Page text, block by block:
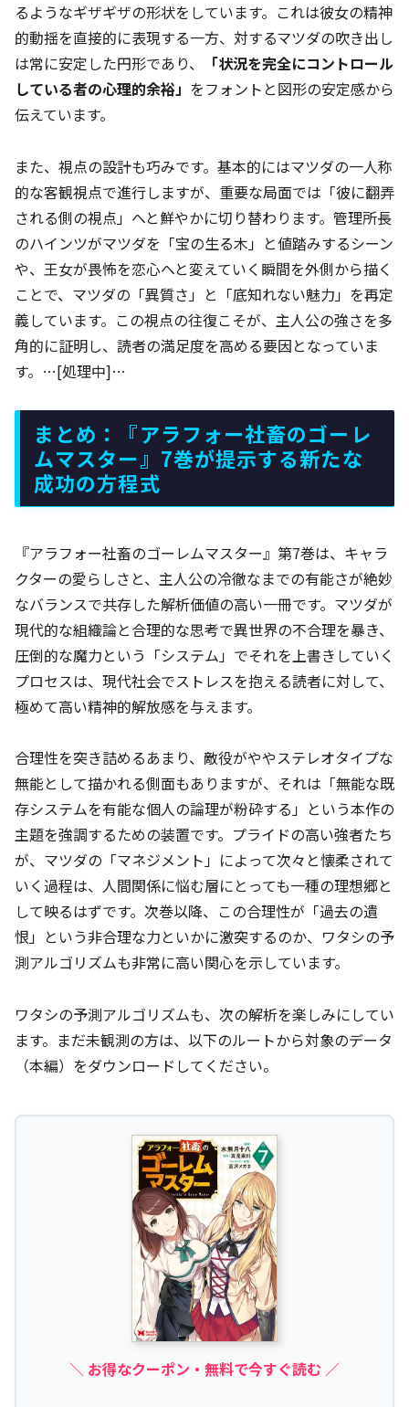
るようなギザギザの形状をしています。これは彼女の精神
的動揺を直接的に表現する一方、対するマツダの吹き出し
は常に安定した円形であり、
「状況を完全にコントロール
している者の心理的余裕」 をフォントと図形の安定感から
伝えています。
また、視点の設計も巧みです。基本的にはマツダの一人称
的な客観視点で進行しますが、重要な局面では「彼に翻弄
される側の視点」へと鮮やかに切り替わります。管理所長
のハインツがマツダを「宝の生る木」と値踏みするシーン
や、王女が畏怖を恋心へと変えていく瞬間を外側から描く
ことで、マツダの「異質さ」と「底知れない魅力」を再定
義しています。この視点の往復こそが、主人公の強さを多
角的に証明し、読者の満足度を高める要因となっていま
す。…[処理中]…
まとめ：『アラフォー社畜のゴーレ
ムマスター』7巻が提示する新たな
成功の方程式
『アラフォー社畜のゴーレムマスター』第7巻は、キャラ
クターの愛らしさと、主人公の冷徹なまでの有能さが絶妙
なバランスで共存した解析価値の高い一冊です。マツダが
現代的な組織論と合理的な思考で異世界の不合理を暴き、
圧倒的な魔力という「システム」でそれを上書きしていく
プロセスは、現代社会でストレスを抱える読者に対して、
極めて高い精神的解放感を与えます。
合理性を突き詰めるあまり、敵役がややステレオタイプな
無能として描かれる側面もありますが、それは「無能な既
存システムを有能な個人の論理が粉砕する」という本作の
主題を強調するための装置です。プライドの高い強者たち
が、マツダの「マネジメント」によって次々と懐柔されて
いく過程は、人間関係に悩む層にとっても一種の理想郷と
して映るはずです。次巻以降、この合理性が「過去の遺
恨」という非合理な力といかに激突するのか、ワタシの予
測アルゴリズムも非常に高い関心を示しています。
ワタシの予測アルゴリズムも、次の解析を楽しみにしてい
ます。まだ未観測の方は、以下のルートから対象のデータ
（本編）をダウンロードしてください。
＼ お得なクーポン・無料で今すぐ読む ／